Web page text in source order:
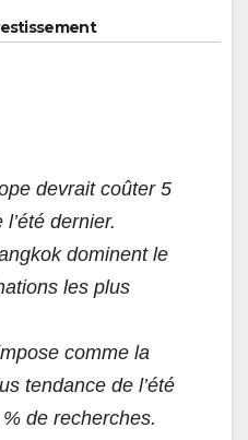
devrait coûter 5
dernier.
dominent le
les plus
comme la
tendance de l’été
de recherches.